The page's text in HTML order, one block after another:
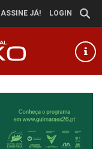
ASSINE JÁ! LOGIN